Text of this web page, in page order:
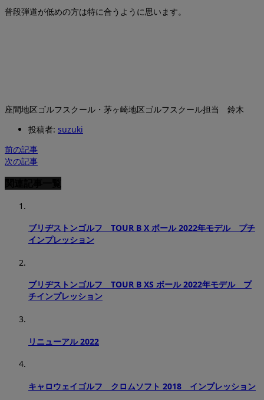
普段弾道が低めの方は特に合うように思います。
座間地区ゴルフスクール・茅ヶ崎地区ゴルフスクール担当 鈴木
投稿者: suzuki
前の記事
次の記事
ブリヂストンゴルフ TOUR B X ボール 2022年モデル プチ
インプレッション
ブリヂストンゴルフ TOUR B XS ボール 2022年モデル プ
チインプレッション
リニューアル 2022
キャロウェイゴルフ クロムソフト 2018 インプレッション